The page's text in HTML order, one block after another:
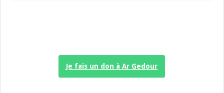
Je fais un don à Ar Gedour